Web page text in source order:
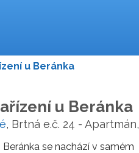
u Beránka
u Beránka
, Brtná e.č. 24 - Apartmán,
Beránka se nachází v samém